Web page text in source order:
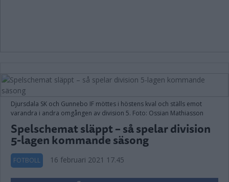
Djursdala SK och Gunnebo IF möttes i höstens kval och ställs emot
varandra i andra omgången av division 5. Foto: Ossian Mathiasson
Spelschemat släppt – så spelar division
5-lagen kommande säsong
FOTBOLL 16 februari 2021 17.45